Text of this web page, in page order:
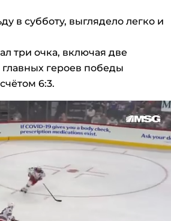
в субботу, выглядело легко и
три очка, включая две
героев победы
6:3.